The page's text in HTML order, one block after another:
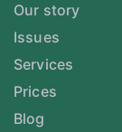
Our story
Issues
Services
Prices
Blog